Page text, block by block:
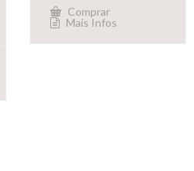
Comprar
Mais Infos